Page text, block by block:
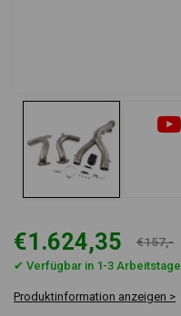
€1.624,35 €157,-
✔ Verfügbar in 1-3 Arbeitstage
Produktinformation anzeigen >